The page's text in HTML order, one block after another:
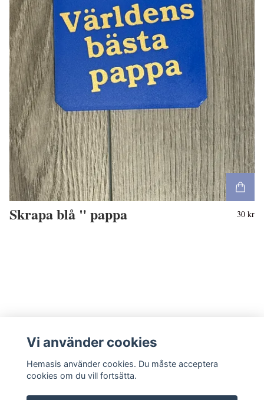
Skrapa blå " pappa 30 kr
Vi använder cookies
Hemasis använder cookies. Du måste acceptera
cookies om du vill fortsätta.